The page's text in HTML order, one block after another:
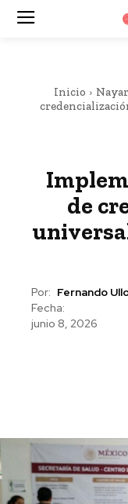
Inicio
de
Por: Fernando
Fecha:
junio 8, 2026